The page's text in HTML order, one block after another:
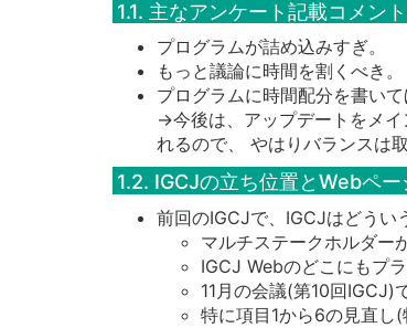
1.1. 主なアンケート記載コメント
プログラムが詰め込みすぎ。
もっと議論に時間を割くべき。
プログラムに時間配分を書いて
→今後は、アップデートをメ
れるので、 やはりバランスは
1.2. IGCJの立ち位置とWebペ
前回のIGCJで、IGCJはどうい
マルチステークホルダー
IGCJ Webのどこにもプ
11月の会議(第10回IGCJ)
特に項目1から6の見直し